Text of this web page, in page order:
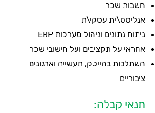
חשבות שכר
אנליסט\ית עסקי\ת
ניתוח נתונים וניהול מערכות ERP
אחראי על תקציבים ועל חישובי שכר
השתלבות בהייטק, תעשייה וארגונים
ציבוריים
תנאי קבלה: